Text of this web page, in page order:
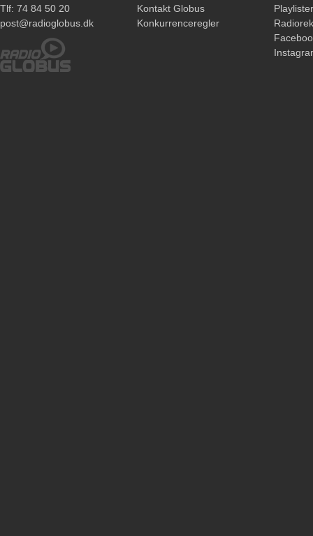
Tlf: 74 84 50 20
post@radioglobus.dk
Kontakt Globus
Konkurrenceregler
Playlister